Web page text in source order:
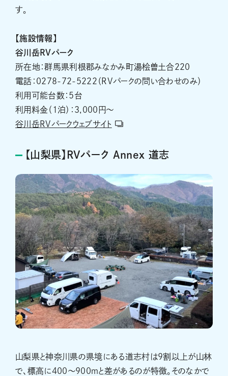
す。
【施設情報】
谷川岳RVパーク
所在地：群馬県利根郡みなかみ町湯桧曽土合220
電話：0278-72-5222（RVパークの問い合わせのみ）
利用可能台数：5台
利用料金（1泊）：3,000円～
谷川岳RVパークウェブサイト
【山梨県】RVパーク Annex 道志
山梨県と神奈川県の県境にある道志村は9割以上が山林
で、標高に400～900ｍと差があるのが特徴。そのなかで